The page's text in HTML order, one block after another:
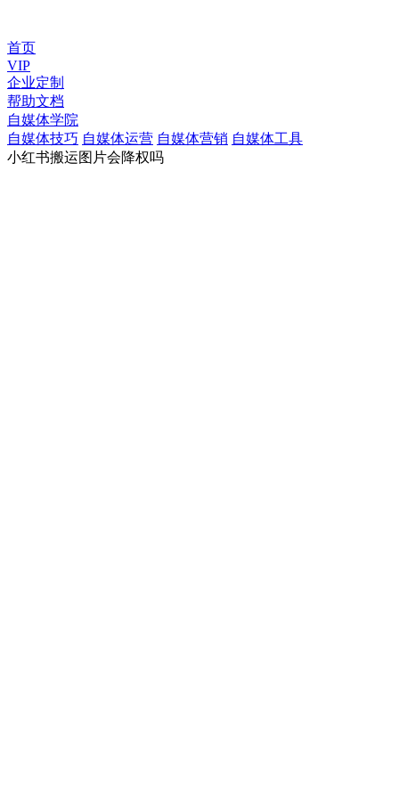
首页
VIP
企业定制
帮助文档
自媒体学院
自媒体技巧 自媒体运营 自媒体营销 自媒体工具
小红书搬运图片会降权吗